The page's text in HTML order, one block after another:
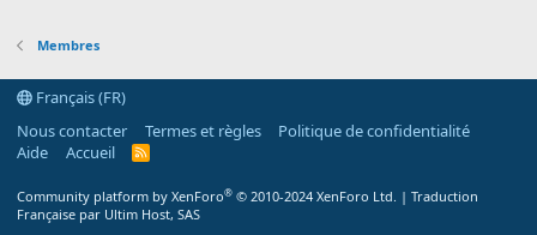
Membres
Français (FR)
Nous contacter
Termes et règles
Politique de confidentialité
Aide
Accueil
R
Community platform by XenForo® © 2010-2024 XenForo Ltd. | Traduction
Française par Ultim Host, SAS